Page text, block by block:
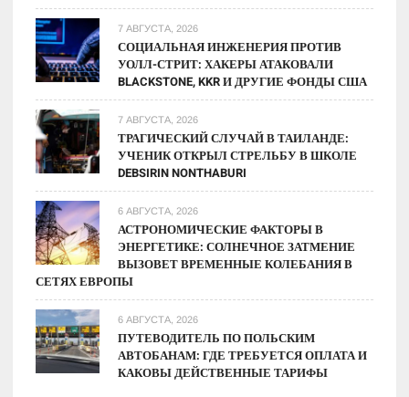
7 АВГУСТА, 2026
СОЦИАЛЬНАЯ ИНЖЕНЕРИЯ ПРОТИВ
УОЛЛ-СТРИТ: ХАКЕРЫ АТАКОВАЛИ
BLACKSTONE, KKR И ДРУГИЕ ФОНДЫ США
7 АВГУСТА, 2026
ТРАГИЧЕСКИЙ СЛУЧАЙ В ТАИЛАНДЕ:
УЧЕНИК ОТКРЫЛ СТРЕЛЬБУ В ШКОЛЕ
DEBSIRIN NONTHABURI
6 АВГУСТА, 2026
АСТРОНОМИЧЕСКИЕ ФАКТОРЫ В
ЭНЕРГЕТИКЕ: СОЛНЕЧНОЕ ЗАТМЕНИЕ
ВЫЗОВЕТ ВРЕМЕННЫЕ КОЛЕБАНИЯ В
СЕТЯХ ЕВРОПЫ
6 АВГУСТА, 2026
ПУТЕВОДИТЕЛЬ ПО ПОЛЬСКИМ
АВТОБАНАМ: ГДЕ ТРЕБУЕТСЯ ОПЛАТА И
КАКОВЫ ДЕЙСТВЕННЫЕ ТАРИФЫ